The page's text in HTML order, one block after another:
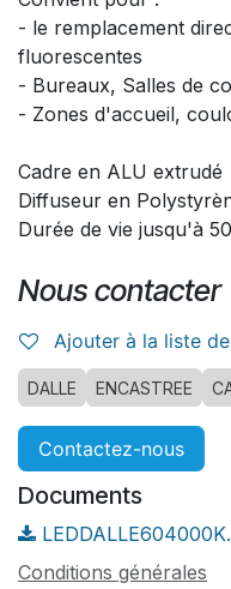
- le remplacement
fluorescentes
- Bureaux, Salles de
- Zones d'accueil,
Cadre en ALU extrudé
Diffuseur en
Durée de vie jusqu'à
Nous contacter
Ajouter à la liste
DALLE ENCASTREE
Contactez-nous
Documents
Conditions générales